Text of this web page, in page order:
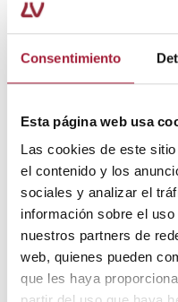
Consentimiento
Esta página web usa
Las cookies de este
el contenido y los
sociales y analizar el
información sobre el
nuestros partners de
web, quienes pueden
que les haya
pies. Así pues, es
después de la ducha o
barrera epidérmica.
6) Aplicar una
El uso regular de una
eliminarlas de forma
Estos productos
urea y el ácido